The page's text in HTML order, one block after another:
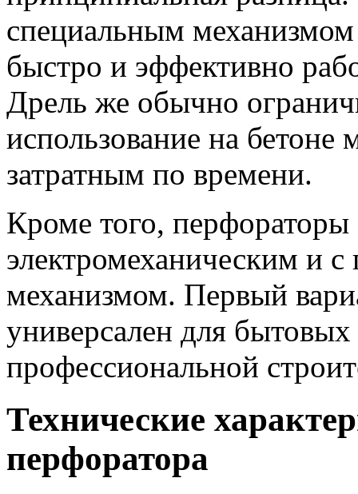
специальным механизмом
быстро и эффективно
Дрель же обычно
использование на
затратным по времени.
Кроме того,
электромеханическим и
механизмом. Первый
универсален для
профессиональной
Технические
перфоратора